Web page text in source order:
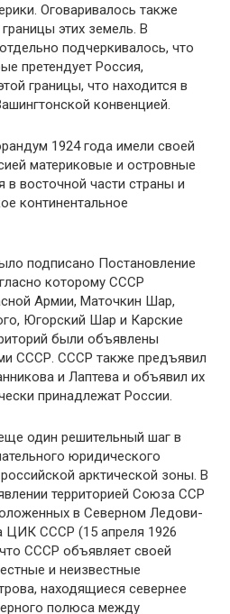
Оговарива­лось также
этих земель. В
подчеркивалось, что
претендует Россия,
границы, что находится в
конвенцией.
1924 года имели своей
мате­риковые и островные
в восточной части страны и
континентальное
подписано По­становление
которому СССР
Армии, Маточкин Шар,
Югорский Шар и Карские
были объявлены
СССР. СССР также предъя­вил
и Лаптева и объявил их
при­надлежат России.
один решитель­ный шаг в
юридического
арктической зоны. В
территорией Союза ССР
в Северном Ледови­
ЦИК СССР (15 апреля 1926
СССР объявляет своей
и неиз­вестные
находя­щиеся севернее
полюса между